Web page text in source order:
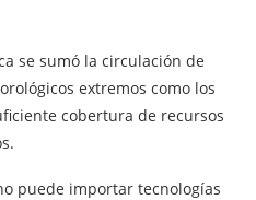
se sumó la circulación de
extremos como los
cobertura de recursos
puede importar tecnologías